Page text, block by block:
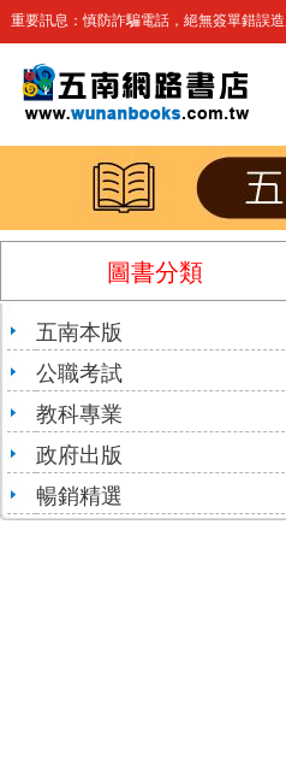
重要訊息：慎防詐騙電話，絕無簽單錯誤
圖書分類
五南本版
公職考試
教科專業
政府出版
暢銷精選